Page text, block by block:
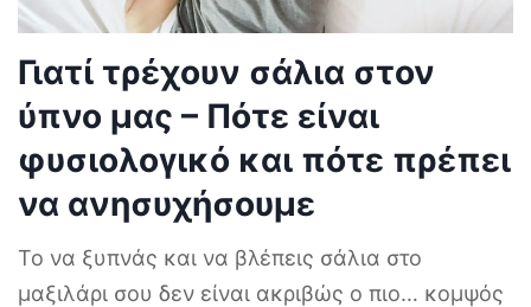
Γιατί τρέχουν σάλια στον
ύπνο μας – Πότε είναι
φυσιολογικό και πότε πρέπει
να ανησυχήσουμε
Το να ξυπνάς και να βλέπεις σάλια στο
μαξιλάρι σου δεν είναι ακριβώς ο πιο… κομψός